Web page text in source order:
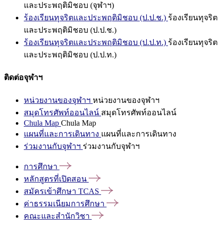
และประพฤติมิชอบ (จุฬาฯ)
ร้องเรียนทุจริตและประพฤติมิชอบ (ป.ป.ช.) ร้องเรียนทุจริต
และประพฤติมิชอบ (ป.ป.ช.)
ร้องเรียนทุจริตและประพฤติมิชอบ (ป.ป.ท.) ร้องเรียนทุจริต
และประพฤติมิชอบ (ป.ป.ท.)
ติดต่อจุฬาฯ
หน่วยงานของจุฬาฯ หน่วยงานของจุฬาฯ
สมุดโทรศัพท์ออนไลน์ สมุดโทรศัพท์ออนไลน์
Chula Map Chula Map
แผนที่และการเดินทาง แผนที่และการเดินทาง
ร่วมงานกับจุฬาฯ ร่วมงานกับจุฬาฯ
การศึกษา
หลักสูตรที่เปิดสอน
สมัครเข้าศึกษา TCAS
ค่าธรรมเนียมการศึกษา
คณะและสำนักวิชา